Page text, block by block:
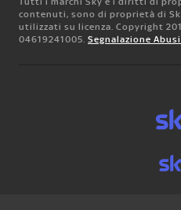
contenuti, sono di proprietà di
utilizzati su licenza. Copyright
04619241005. Segnalazione Abusi